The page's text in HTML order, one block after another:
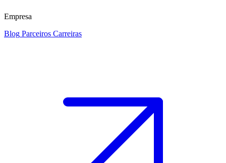
Empresa
Blog Parceiros Carreiras